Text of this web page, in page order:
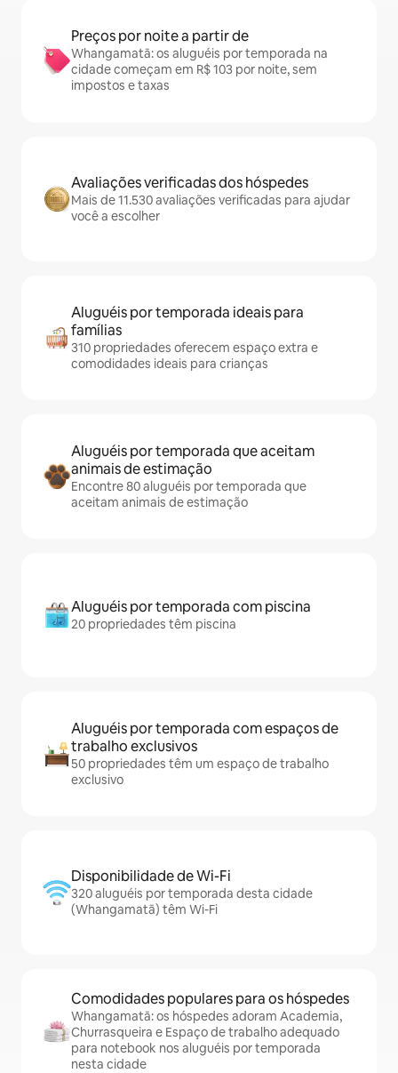
Preços por noite a partir de
Whangamatā: os aluguéis por temporada na
cidade começam em R$ 103 por noite, sem
impostos e taxas
Avaliações verificadas dos hóspedes
Mais de 11.530 avaliações verificadas para ajudar
você a escolher
Aluguéis por temporada ideais para
famílias
310 propriedades oferecem espaço extra e
comodidades ideais para crianças
Aluguéis por temporada que aceitam
animais de estimação
Encontre 80 aluguéis por temporada que
aceitam animais de estimação
Aluguéis por temporada com piscina
20 propriedades têm piscina
Aluguéis por temporada com espaços de
trabalho exclusivos
50 propriedades têm um espaço de trabalho
exclusivo
Disponibilidade de Wi-Fi
320 aluguéis por temporada desta cidade
(Whangamatā) têm Wi-Fi
Comodidades populares para os hóspedes
Whangamatā: os hóspedes adoram Academia,
Churrasqueira e Espaço de trabalho adequado
para notebook nos aluguéis por temporada
nesta cidade